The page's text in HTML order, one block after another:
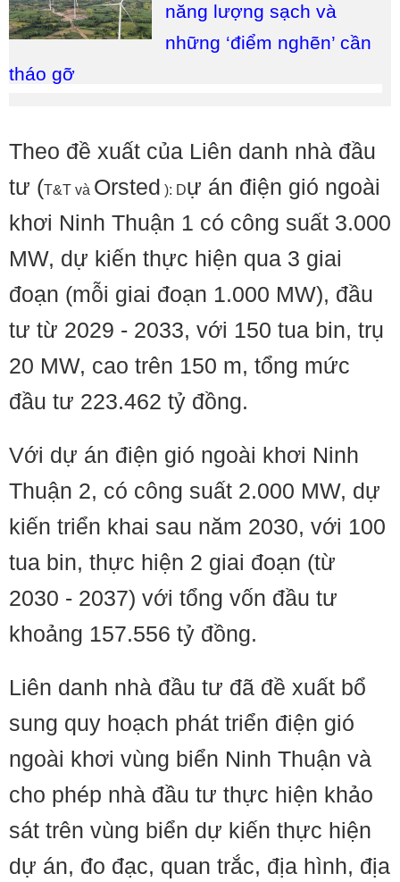
năng lượng sạch và
những ‘điểm nghẽn’ cần
tháo gỡ
Theo đề xuất của Liên danh nhà đầu
tư (T&T và Orsted ): Dự án điện gió ngoài
khơi Ninh Thuận 1 có công suất 3.000
MW, dự kiến thực hiện qua 3 giai
đoạn (mỗi giai đoạn 1.000 MW), đầu
tư từ 2029 - 2033, với 150 tua bin, trụ
20 MW, cao trên 150 m, tổng mức
đầu tư 223.462 tỷ đồng.
Với dự án điện gió ngoài khơi Ninh
Thuận 2, có công suất 2.000 MW, dự
kiến triển khai sau năm 2030, với 100
tua bin, thực hiện 2 giai đoạn (từ
2030 - 2037) với tổng vốn đầu tư
khoảng 157.556 tỷ đồng.
Liên danh nhà đầu tư đã đề xuất bổ
sung quy hoạch phát triển điện gió
ngoài khơi vùng biển Ninh Thuận và
cho phép nhà đầu tư thực hiện khảo
sát trên vùng biển dự kiến thực hiện
dự án, đo đạc, quan trắc, địa hình, địa